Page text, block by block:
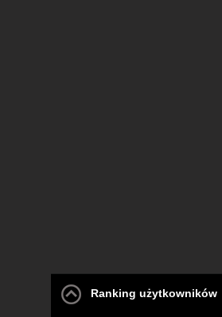
Ranking użytkowników